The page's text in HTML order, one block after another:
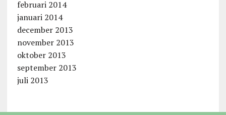
februari 2014
januari 2014
december 2013
november 2013
oktober 2013
september 2013
juli 2013